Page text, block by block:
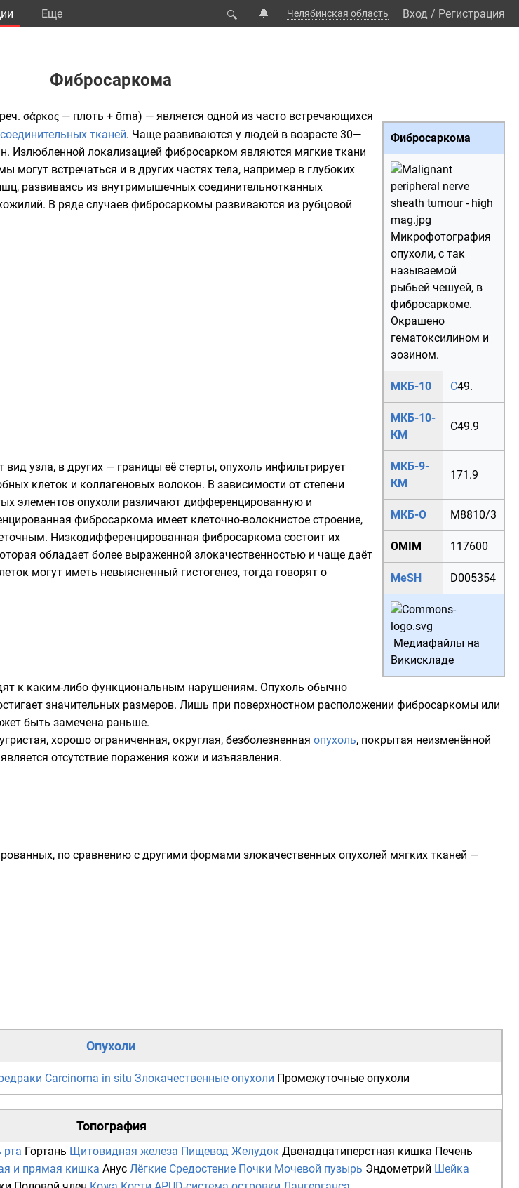
Eще 🔍 🔔 Челябинская область Вход / Регистрация
Фибросаркома
Фибросаркома
Микрофотография
опухоли, с так
называемой
рыбьей чешуей, в
фибросаркоме.
Окрашено
гематоксилином и
эозином.
МКБ-10 C49.
МКБ-10-
КМ
C49.9
МКБ-9-
КМ
171.9
МКБ-О M8810/3
OMIM 117600
MeSH D005354
Медиафайлы на
Викискладе
σάρκος — плоть + ōma) — является одной из часто встречающихся
соединительных тканей. Чаще развиваются у людей в возрасте 30—
локализацией фибросарком являются мягкие ткани
могут встречаться и в других частях тела, например в глубоких
развиваясь из внутримышечных соединительнотканных
. В ряде случаев фибросаркомы развиваются из рубцовой
узла, в других — границы её стерты, опухоль инфильтрирует
клеток и коллагеновых волокон. В зависимости от степени
элементов опухоли различают дифференцированную и
фибросаркома имеет клеточно-волокнистое строение,
Низкодифференцированная фибросаркома состоит их
обладает более выраженной злокачественностью и чаще даёт
могут иметь невыясненный гистогенез, тогда говорят о
к каким-либо функциональным нарушениям. Опухоль обычно
значительных размеров. Лишь при поверхностном расположении фибросаркомы или
быть замечена раньше.
хорошо ограниченная, округлая, безболезненная опухоль, покрытая неизменённой
отсутствие поражения кожи и изъязвления.
по сравнению с другими формами злокачественных опухолей мягких тканей —
Опухоли
Carcinoma in situ Злокачественные опухоли Промежуточные опухоли
Топография
рта Гортань Щитовидная железа Пищевод Желудок Двенадцатиперстная кишка Печень
и прямая кишка Анус Лёгкие Средостение Почки Мочевой пузырь Эндометрий Шейка